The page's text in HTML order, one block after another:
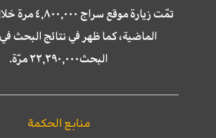
تمّت زيارة موقع
الماضية، كما ظهر في نتائج البحث
البحث٢٢,٢٩٠,٠٠٠ مرّة.
منابع الحكمة